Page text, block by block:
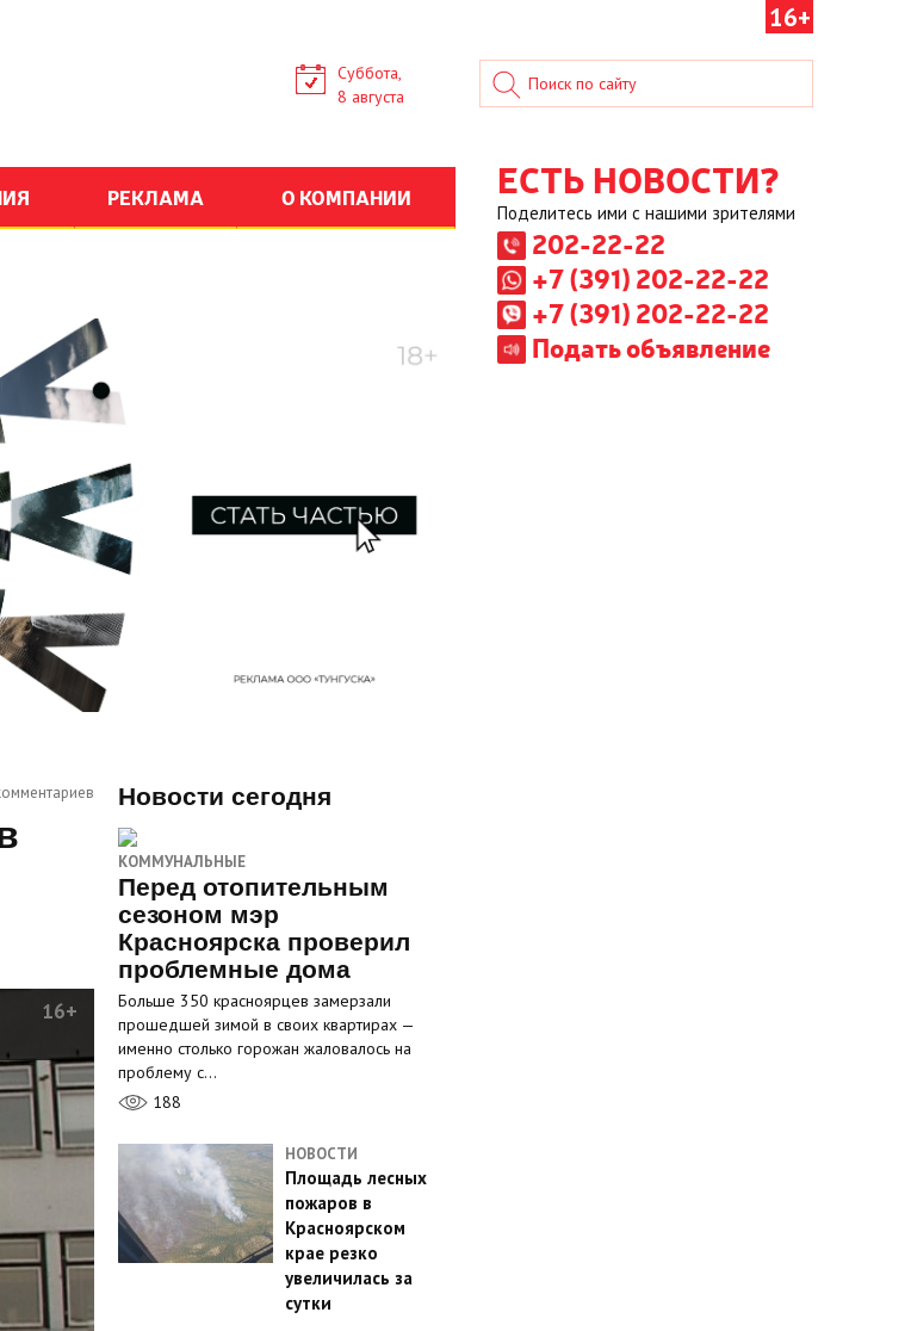
16+
Суббота,
8 августа
РЕКЛАМА О КОМПАНИИ ЕСТЬ НОВОСТИ?
Поделитесь ими с нашими зрителями
202-22-22
+7 (391) 202-22-22
+7 (391) 202-22-22
Подать объявление
16+
Новости сегодня
КОММУНАЛЬНЫЕ
Перед отопительным
сезоном мэр
Красноярска проверил
проблемные дома
Больше 350 красноярцев замерзали
прошедшей зимой в своих квартирах —
именно столько горожан жаловалось на
проблему с…
188
НОВОСТИ
Площадь лесных
пожаров в
Красноярском
крае резко
увеличилась за
сутки